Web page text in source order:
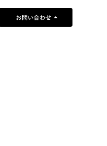
お問い合わせ arrow_drop_up